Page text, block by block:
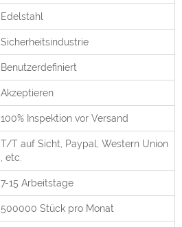
Edelstahl
Sicherheitsindustrie
Benutzerdefiniert
Akzeptieren
100% Inspektion vor Versand
T/T auf Sicht,
Paypal, Western Union
, etc.
7-15 Arbeitstage
500000 Stück pro Monat